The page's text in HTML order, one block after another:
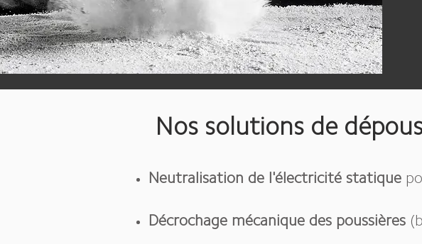
Nos solutions de
Neutralisation de l'électricité statique
Décrochage mécanique des poussières